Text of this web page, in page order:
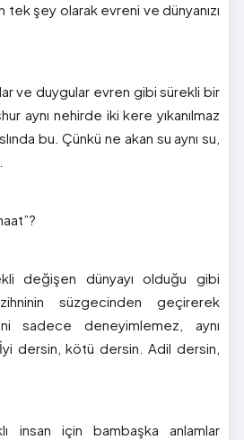
şey olarak evreni ve dünyanızı
ve duygular evren gibi sürekli bir
aynı nehirde iki kere yıkanılmaz
bu. Çünkü ne akan su aynı su,
değişen dünyayı olduğu gibi
süzgecinden geçirerek
sadece deneyimlemez, aynı
İyi dersin, kötü dersin. Adil dersin,
insan için bambaşka anlamlar